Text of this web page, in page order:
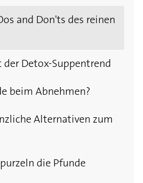
and Don'ts des reinen
der Detox-Suppentrend
beim Abnehmen?
Alternativen zum
die Pfunde